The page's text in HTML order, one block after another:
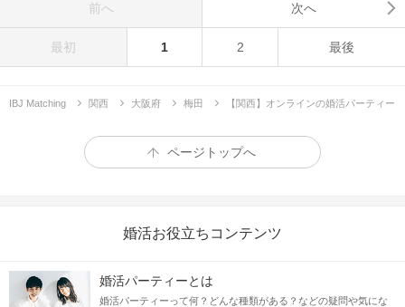
前へ 次へ
最初 1 2 最後
IBJ Matching 関西 大阪府 梅田 【関西】オンラインの婚活パーティー
ページトップへ
婚活お役立ちコンテンツ
婚活パーティーとは
婚活パーティーって何？どんな種類がある？などの疑問や気にな